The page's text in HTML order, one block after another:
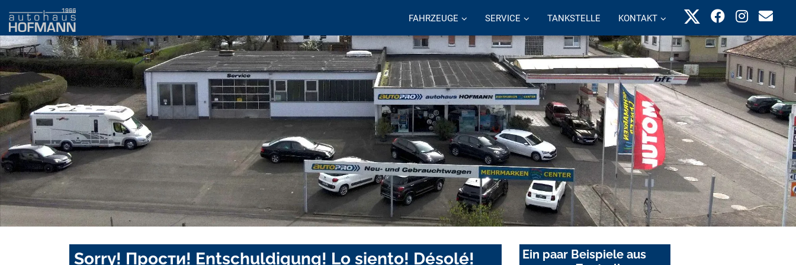
FAHRZEUGE SERVICE TANKSTELLE KONTAKT
Sorry! Прости! Entschuldigung! Lo siento! Désolé!
Ein paar Beispiele aus